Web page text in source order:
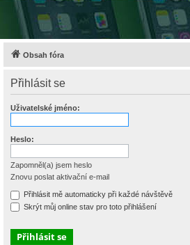
Obsah fóra
Přihlásit se
Uživatelské jméno:
Heslo:
Zapomněl(a) jsem heslo
Znovu poslat aktivační e-mail
Přihlásit mě automaticky při každé návštěvě
Skrýt můj online stav pro toto přihlášení